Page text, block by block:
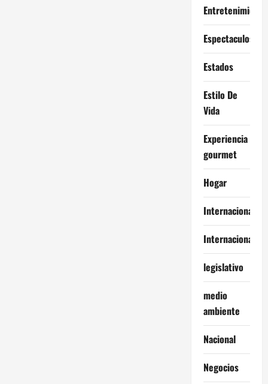
Entretenimiento
Espectaculos
Estados
Estilo De
Vida
Experiencia
gourmet
Hogar
Internacional
Internacionales
legislativo
medio
ambiente
Nacional
Negocios